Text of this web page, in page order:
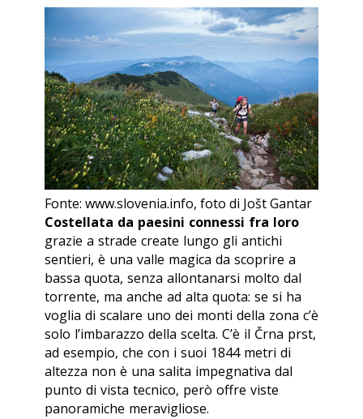
Fonte: www.slovenia.info, foto di Jošt Gantar
Costellata da paesini connessi fra loro
grazie a strade create lungo gli antichi
sentieri, è una valle magica da scoprire a
bassa quota, senza allontanarsi molto dal
torrente, ma anche ad alta quota: se si ha
voglia di scalare uno dei monti della zona c’è
solo l’imbarazzo della scelta. C’è il Črna prst,
ad esempio, che con i suoi 1844 metri di
altezza non è una salita impegnativa dal
punto di vista tecnico, però offre viste
panoramiche meravigliose.